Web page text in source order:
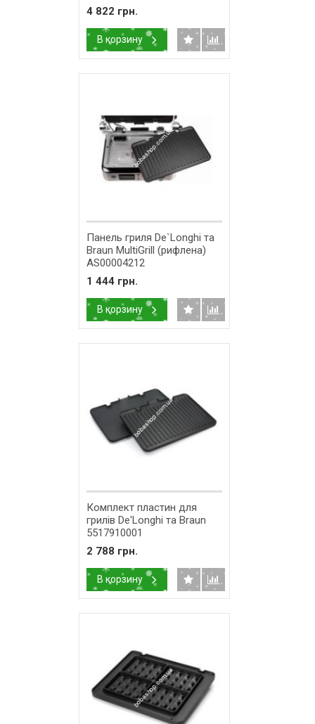
4 822 грн.
В корзину
Панель гриля De`Longhi та
Braun MultiGrill (рифлена)
AS00004212
1 444 грн.
В корзину
Комплект пластин для
грилів De'Longhi та Braun
5517910001
2 788 грн.
В корзину